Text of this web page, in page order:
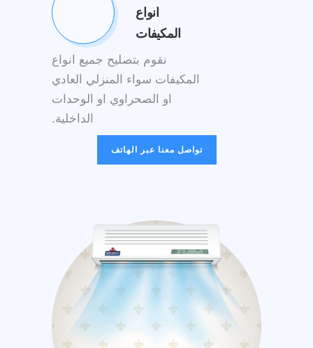
انواع
المكيفات
نقوم بتصليح جميع انواع
المكيفات سواء المنزلي العادي
او الصحراوي او الوحدات
الداخلية.
تواصل معنا عبر الهاتف